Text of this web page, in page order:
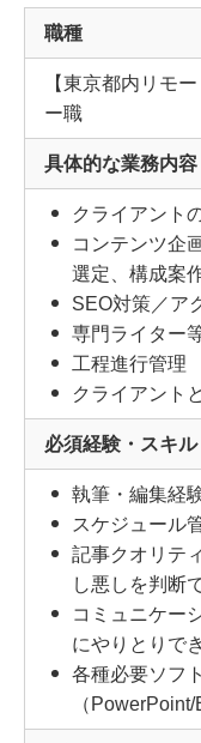
職種
【東京都内リモ
ー職
具体的な業務内容
クライアント
コンテンツ企
選定、構成案
SEO対策／ア
専門ライター
工程進行管理
クライアント
必須経験・スキル
執筆・編集経
スケジュール
記事クオリテ
し悪しを判断
コミュニケー
にやりとりで
各種必要ソフ
（PowerPoint/